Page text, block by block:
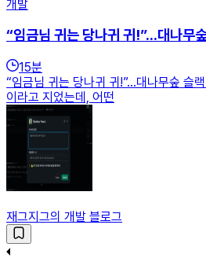
개발
“임금님 귀는 당나귀 귀!”...대나무
15분
“임금님 귀는 당나귀 귀!”...대나무숲
이라고 지었는데, 어떤
재그지그의 개발 블로그